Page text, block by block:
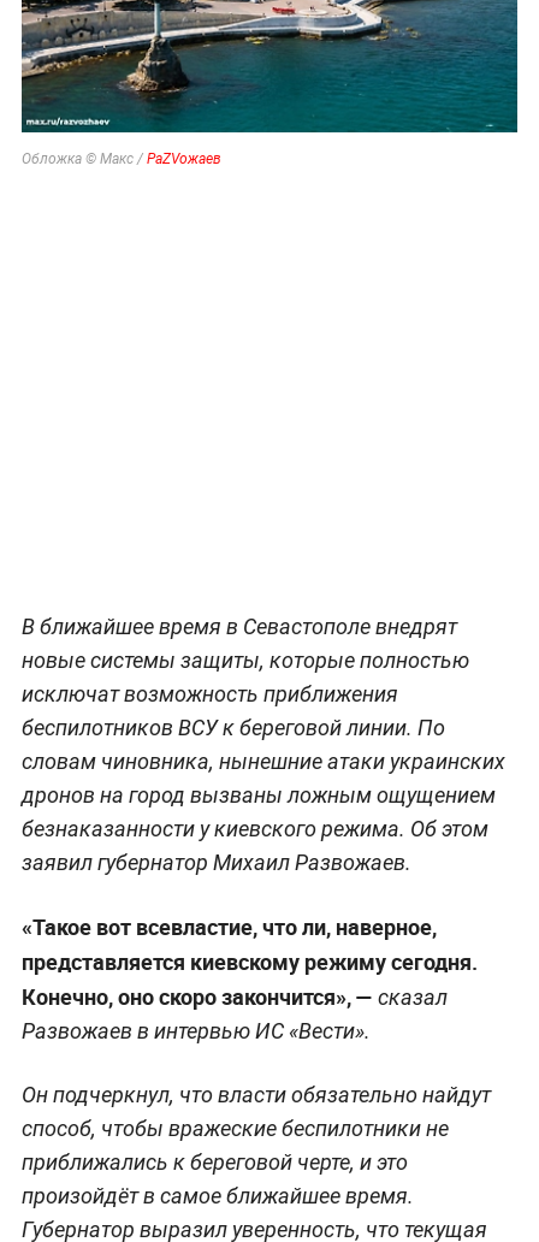
Обложка © Макс / РаZVожаев
В ближайшее время в Севастополе внедрят
новые системы защиты, которые полностью
исключат возможность приближения
беспилотников ВСУ к береговой линии. По
словам чиновника, нынешние атаки украинских
дронов на город вызваны ложным ощущением
безнаказанности у киевского режима. Об этом
заявил губернатор Михаил Развожаев.
«Такое вот всевластие, что ли, наверное,
представляется киевскому режиму сегодня.
Конечно, оно скоро закончится», — сказал
Развожаев в интервью ИС «Вести».
Он подчеркнул, что власти обязательно найдут
способ, чтобы вражеские беспилотники не
приближались к береговой черте, и это
произойдёт в самое ближайшее время.
Губернатор выразил уверенность, что текущая